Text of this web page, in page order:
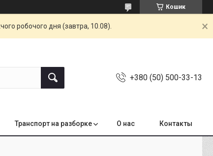
Кошик
робочого дня (завтра, 10.08).
+380 (50) 500-33-13
Транспорт на разборке О нас Контакты